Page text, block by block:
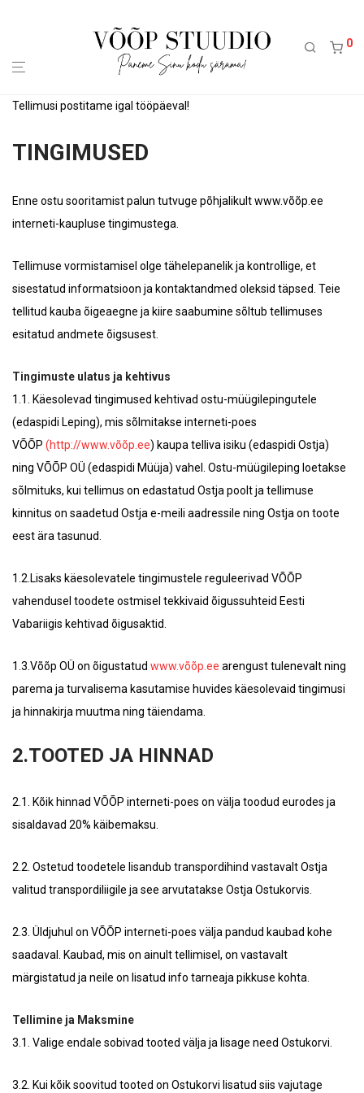
0
Tellimusi postitame igal tööpäeval!
TINGIMUSED
Enne ostu sooritamist palun tutvuge põhjalikult www.võõp.ee
interneti-kaupluse tingimustega.
Tellimuse vormistamisel olge tähelepanelik ja kontrollige, et
sisestatud informatsioon ja kontaktandmed oleksid täpsed. Teie
tellitud kauba õigeaegne ja kiire saabumine sõltub tellimuses
esitatud andmete õigsusest.
Tingimuste ulatus ja kehtivus
1.1. Käesolevad tingimused kehtivad ostu-müügilepingutele
(edaspidi Leping), mis sõlmitakse interneti-poes
VÕÕP (http://www.võõp.ee) kaupa telliva isiku (edaspidi Ostja)
ning VÕÕP OÜ (edaspidi Müüja) vahel. Ostu-müügileping loetakse
sõlmituks, kui tellimus on edastatud Ostja poolt ja tellimuse
kinnitus on saadetud Ostja e-meili aadressile ning Ostja on toote
eest ära tasunud.
1.2.Lisaks käesolevatele tingimustele reguleerivad VÕÕP
vahendusel toodete ostmisel tekkivaid õigussuhteid Eesti
Vabariigis kehtivad õigusaktid.
1.3.Võõp OÜ on õigustatud www.võõp.ee arengust tulenevalt ning
parema ja turvalisema kasutamise huvides käesolevaid tingimusi
ja hinnakirja muutma ning täiendama.
2.TOOTED JA HINNAD
2.1. Kõik hinnad VÕÕP interneti-poes on välja toodud eurodes ja
sisaldavad 20% käibemaksu.
2.2. Ostetud toodetele lisandub transpordihind vastavalt Ostja
valitud transpordiliigile ja see arvutatakse Ostja Ostukorvis.
2.3. Üldjuhul on VÕÕP interneti-poes välja pandud kaubad kohe
saadaval. Kaubad, mis on ainult tellimisel, on vastavalt
märgistatud ja neile on lisatud info tarneaja pikkuse kohta.
Tellimine ja Maksmine
3.1. Valige endale sobivad tooted välja ja lisage need Ostukorvi.
3.2. Kui kõik soovitud tooted on Ostukorvi lisatud siis vajutage